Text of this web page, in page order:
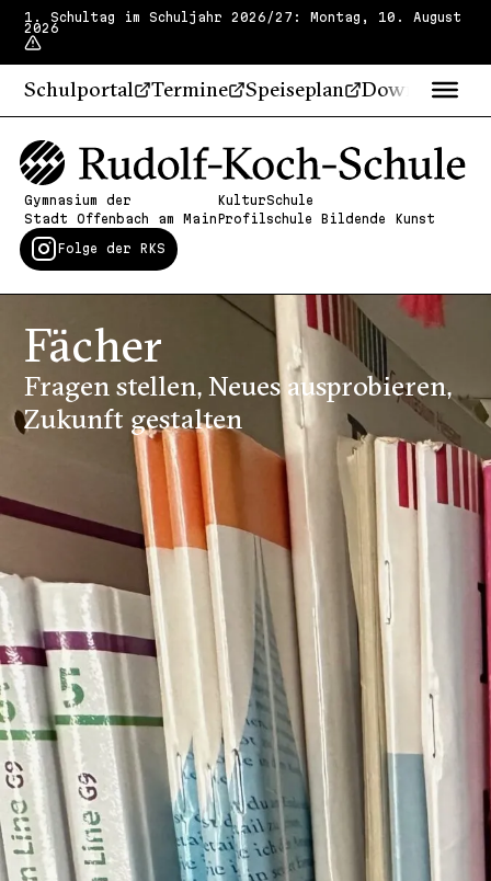
1. Schultag im Schuljahr 2026/27: Montag, 10. August
2026
Schulportal Termine Speiseplan Downloads
Gymnasium der
Stadt Offenbach am Main
KulturSchule
Profilschule Bildende Kunst
Folge der RKS
Fächer
Fragen stellen, Neues ausprobieren,
Zukunft gestalten